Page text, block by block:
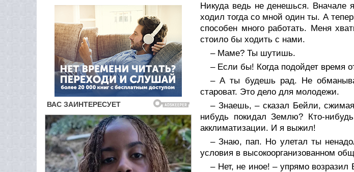
Никуда ведь не денешься. Вначале
ходил тогда со мной один ты. А
способен много работать. Меня
стоило бы ходить с нами.
– Маме? Ты шутишь.
– Если бы! Когда подойдет время
– А ты будешь рад. Не
староват. Это дело для молодежи.
– Знаешь, – сказал Бейли,
нибудь покидал Землю? Кто-
акклиматизации. И я выжил!
– Знаю, пап. Но улетал ты
условия в высокоорганизованном
– Нет, не иное! – упрямо